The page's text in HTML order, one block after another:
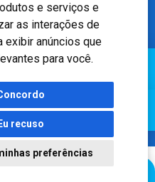
e serviços e
as interações de
exibir anúncios que
para você.
Eu recuso
preferências
Nasi - CREMERS 11217
Empresa (CRM-RS): 425